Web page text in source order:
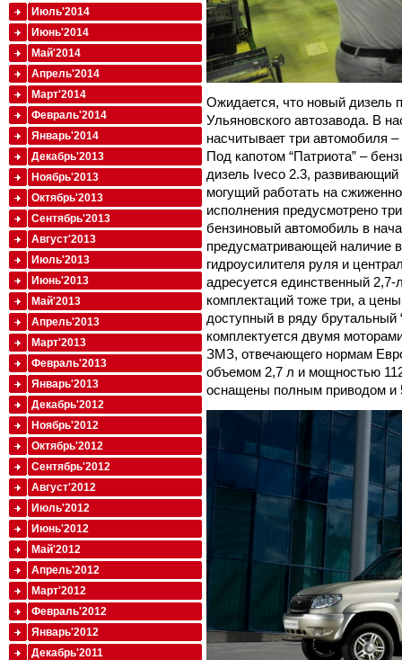
Ожидается, что новый дизель
Ульяновского автозавода. В
насчитывает три автомобиля
Под капотом “Патриота” –
дизель Iveco 2.3,
могущий работать на
исполнения предусмотрено
бензиновый автомобиль в
предусматривающей наличие
гидроусилителя руля и
адресуется единственный
комплектаций тоже три, а
доступный в ряду брутальный
комплектуется двумя
ЗМЗ, отвечающего нормам
объемом 2,7 л и мощностью
оснащены полным приводом и
Июль'2014
Июнь'2014
Май'2014
Апрель'2014
Март'2014
Февраль'2014
Январь'2014
Декабрь'2013
Ноябрь'2013
Октябрь'2013
Сентябрь'2013
Август'2013
Июль'2013
Июнь'2013
Май'2013
Апрель'2013
Март'2013
Февраль'2013
Январь'2013
Декабрь'2012
Ноябрь'2012
Октябрь'2012
Сентябрь'2012
Август'2012
Июль'2012
Июнь'2012
Май'2012
Апрель'2012
Март'2012
Февраль'2012
Январь'2012
Декабрь'2011